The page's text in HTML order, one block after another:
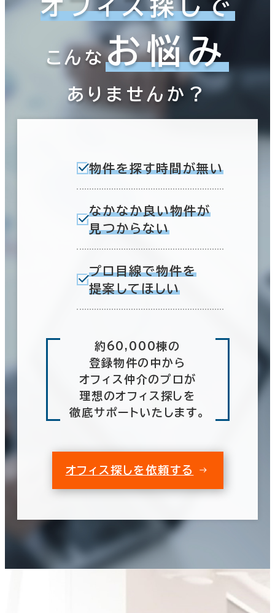
オフィス探しで
こんなお悩み
ありませんか？
物件を探す時間が無い
なかなか良い物件が
見つからない
プロ目線で物件を
提案してほしい
約60,000棟の
登録物件の中から
オフィス仲介のプロが
理想のオフィス探しを
徹底サポートいたします。
オフィス探しを依頼する